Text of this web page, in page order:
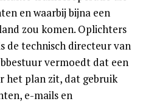
en waarbij bijna een
zou komen. Oplichters
de technisch directeur van
vermoedt dat een
het plan zit, dat gebruik
e-mails en